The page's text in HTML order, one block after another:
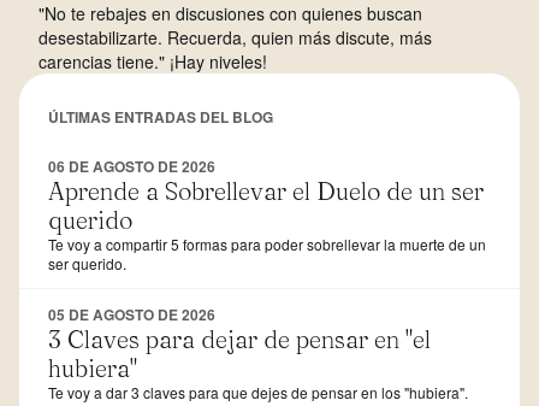
"No te rebajes en discusiones con quienes buscan
desestabilizarte. Recuerda, quien más discute, más
carencias tiene." ¡Hay niveles!
ÚLTIMAS ENTRADAS DEL BLOG
06 DE AGOSTO DE 2026
Aprende a Sobrellevar el Duelo de un ser
querido
Te voy a compartir 5 formas para poder sobrellevar la muerte de un
ser querido.
05 DE AGOSTO DE 2026
3 Claves para dejar de pensar en "el
hubiera"
Te voy a dar 3 claves para que dejes de pensar en los "hubiera".